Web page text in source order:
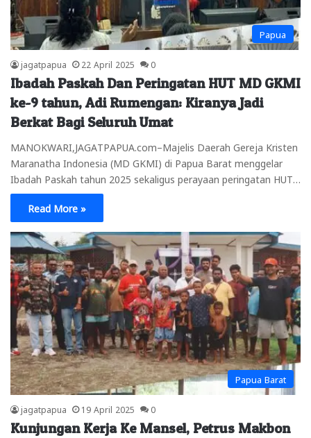
Papua
jagatpapua 22 April 2025 0
Ibadah Paskah Dan Peringatan HUT MD GKMI
ke-9 tahun, Adi Rumengan: Kiranya Jadi
Berkat Bagi Seluruh Umat
MANOKWARI,JAGATPAPUA.com–Majelis Daerah Gereja Kristen
Maranatha Indonesia (MD GKMI) di Papua Barat menggelar
Ibadah Paskah tahun 2025 sekaligus perayaan peringatan HUT…
Read More »
Papua Barat
jagatpapua 19 April 2025 0
Kunjungan Kerja Ke Mansel, Petrus Makbon